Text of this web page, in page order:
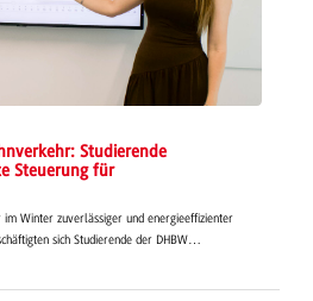
Studierende
Steuerung für
Winter zuverlässiger und energieeffizienter
sich Studierende der DHBW…